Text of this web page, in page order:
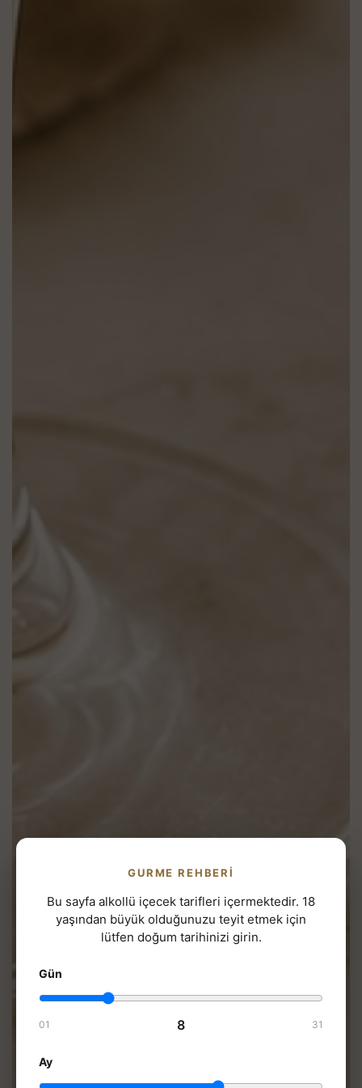
GURME REHBERI
Bu sayfa alkollü içecek tarifleri içermektedir. 18
yaşından büyük olduğunuzu teyit etmek için
lütfen doğum tarihinizi girin.
Gün
01 8 31
Ay